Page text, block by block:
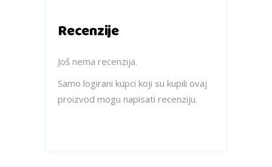
Recenzije
Još nema recenzija.
Samo logirani kupci koji su kupili ovaj
proizvod mogu napisati recenziju.